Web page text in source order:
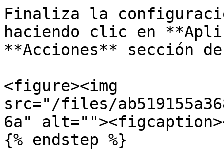
Finaliza la
haciendo clic en
**Acciones** sección
<figure><img
src="/files/
6a"
{% endstep %}